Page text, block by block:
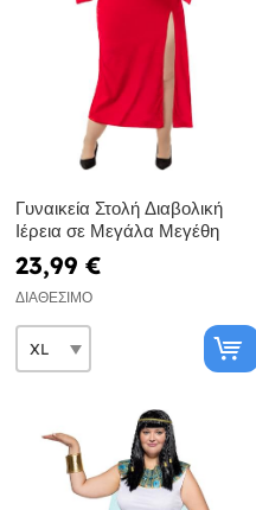
Γυναικεία Στολή Διαβολική
Ιέρεια σε Μεγάλα Μεγέθη
23,99 €
ΔΙΑΘΈΣΙΜΟ